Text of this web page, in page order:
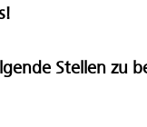
Stellen zu